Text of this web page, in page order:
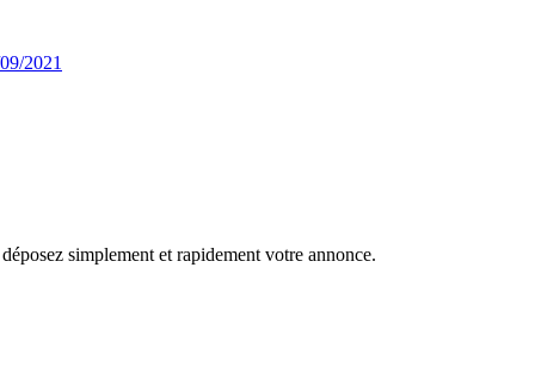
2021
simplement et rapidement votre annonce.